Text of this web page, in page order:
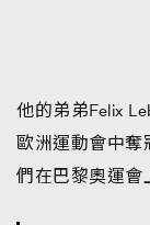
他的弟弟Felix
歐洲運動會中奪
們在巴黎奧運會